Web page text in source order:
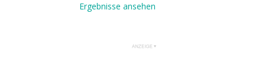
Ergebnisse ansehen